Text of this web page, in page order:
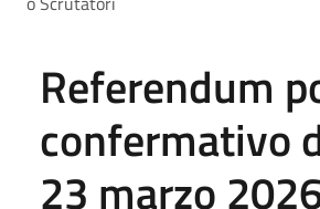
Referendum
confermativo
23 marzo